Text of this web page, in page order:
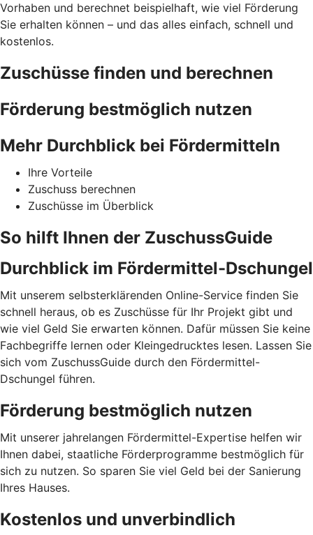
Vorhaben und berechnet beispielhaft, wie viel Förderung
Sie erhalten können – und das alles einfach, schnell und
kostenlos.
Zuschüsse finden und berechnen
Förderung bestmöglich nutzen
Mehr Durchblick bei Fördermitteln
Ihre Vorteile
Zuschuss berechnen
Zuschüsse im Überblick
So hilft Ihnen der ZuschussGuide
Durchblick im Fördermittel-Dschungel
Mit unserem selbsterklärenden Online-Service finden Sie
schnell heraus, ob es Zuschüsse für Ihr Projekt gibt und
wie viel Geld Sie erwarten können. Dafür müssen Sie keine
Fachbegriffe lernen oder Kleingedrucktes lesen. Lassen Sie
sich vom ZuschussGuide durch den Fördermittel-
Dschungel führen.
Förderung bestmöglich nutzen
Mit unserer jahrelangen Fördermittel-Expertise helfen wir
Ihnen dabei, staatliche Förderprogramme bestmöglich für
sich zu nutzen. So sparen Sie viel Geld bei der Sanierung
Ihres Hauses.
Kostenlos und unverbindlich